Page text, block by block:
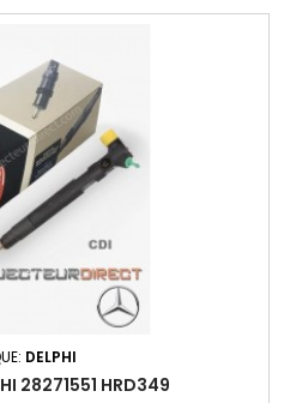
DELPHI
28271551 HRD349